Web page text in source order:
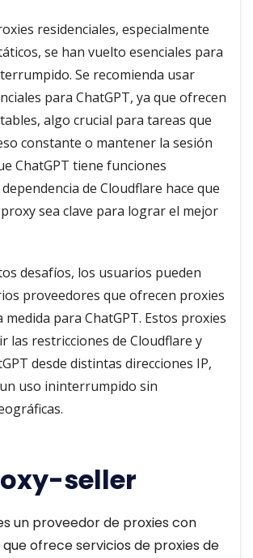
residenciales, especialmente
se han vuelto esenciales para
Se recomienda usar
para ChatGPT, ya que ofrecen
algo crucial para tareas que
constante o mantener la sesión
ChatGPT tiene funciones
de Cloudflare hace que
sea clave para lograr el mejor
desafíos, los usuarios pueden
proveedores que ofrecen proxies
medida para ChatGPT. Estos proxies
las restricciones de Cloudflare y
desde distintas direcciones IP,
uso ininterrumpido sin
seller
un proveedor de proxies con
que ofrece servicios de proxies de